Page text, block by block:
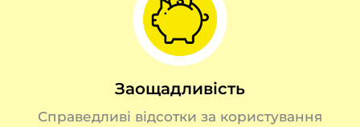
Заощадливість
Справедливі відсотки за користування